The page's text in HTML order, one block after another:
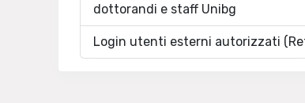
dottorandi e staff Unibg
Login utenti esterni autorizzati